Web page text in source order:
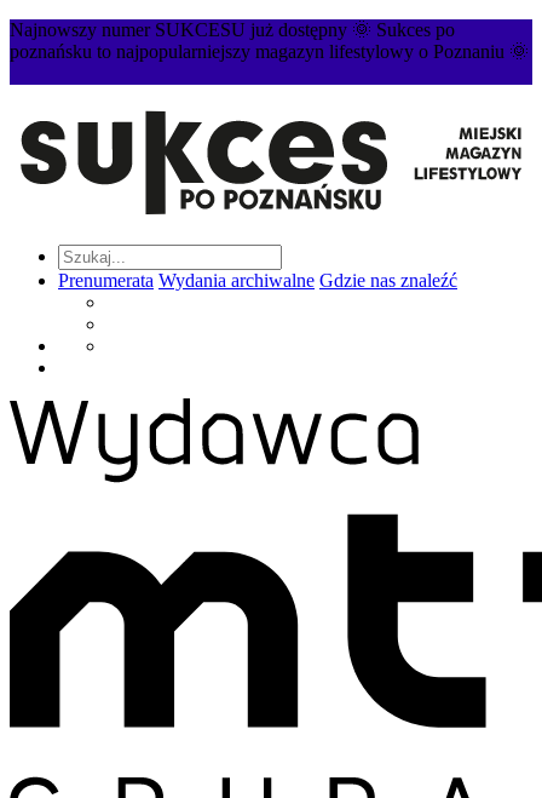
Najnowszy numer SUKCESU już dostępny 🌞 Sukces po
poznańsku to najpopularniejszy magazyn lifestylowy o Poznaniu 🌞
Prenumerata Wydania archiwalne Gdzie nas znaleźć